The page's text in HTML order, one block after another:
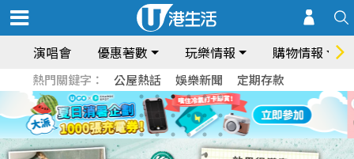
演唱會 優惠著數 玩樂情報 購物情報
熱門關鍵字： 公屋熱話 娛樂新聞 定期存款